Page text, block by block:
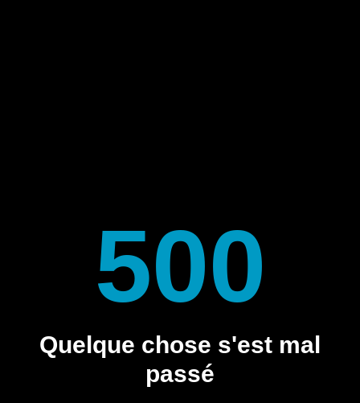
500
Quelque chose s'est mal
passé